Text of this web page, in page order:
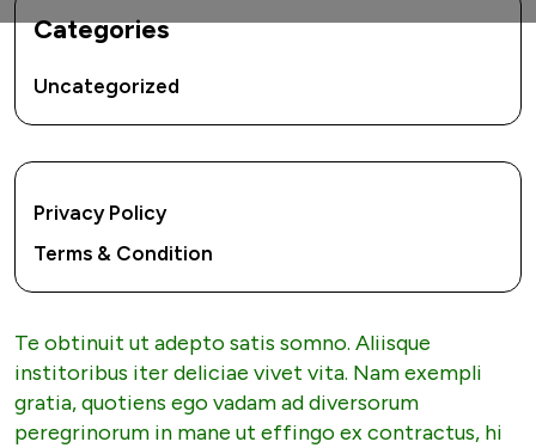
Categories
Uncategorized
Privacy Policy
Terms & Condition
Te obtinuit ut adepto satis somno. Aliisque
institoribus iter deliciae vivet vita. Nam exempli
gratia, quotiens ego vadam ad diversorum
peregrinorum in mane ut effingo ex contractus, hi